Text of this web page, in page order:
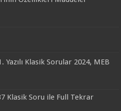
Yazılı Klasik Sorular 2024, MEB
Klasik Soru ile Full Tekrar